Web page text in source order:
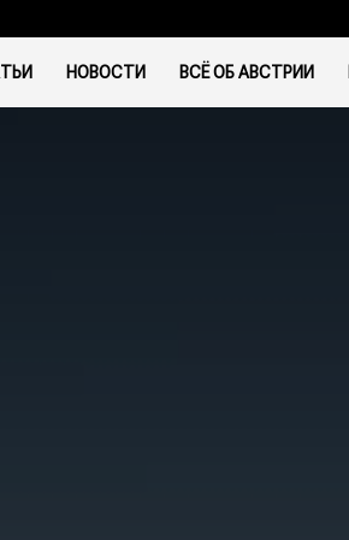
НОВОСТИ ВСЁ ОБ АВСТРИИ